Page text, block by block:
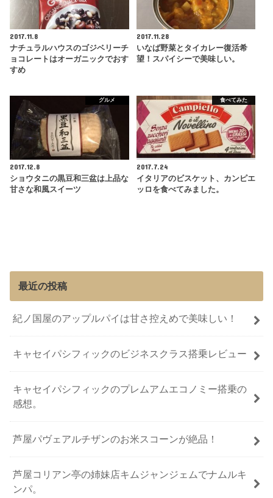
2017.11.8
ナチュラルハウスのゴジベリーチ
ョコレートはオーガニックでおす
すめ
2017.11.28
いなば野菜とタイカレー復活希
望！スパイシーで美味しい。
グルメ
2017.12.8
ショウタニの黒豆和三盆は上品な
甘さな和風スイーツ
食べてみた
2017.7.24
イタリアのビスケット、カンピエ
ッロを食べてみました。
最近の投稿
紀ノ国屋のアップルパイは甘さ控えめで美味しい！
キャセイパシフィックのビジネスクラス搭乗レビュー
キャセイパシフィックのプレムアムエコノミー搭乗の
感想。
芦屋パヴェアルチザンのお米スコーンが絶品！
芦屋コリアン亭の姉妹店キムジャンジェムでナムルキ
ンパ。